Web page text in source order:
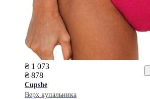
₴ 1 073
₴ 878
Cupshe
Верх купальника